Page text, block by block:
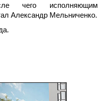
чего исполняющим
Александр Мельниченко.